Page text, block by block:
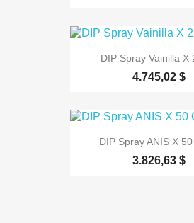
DIP Spray Vainilla X
4.745,02 $
DIP Spray ANIS X
3.826,63 $